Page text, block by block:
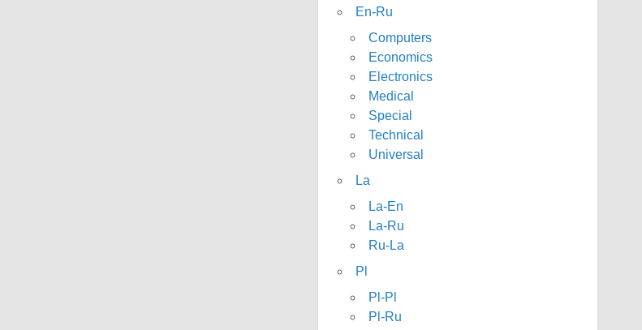
En-Ru
Computers
Economics
Electronics
Medical
Special
Technical
Universal
La
La-En
La-Ru
Ru-La
Pl
Pl-Pl
Pl-Ru